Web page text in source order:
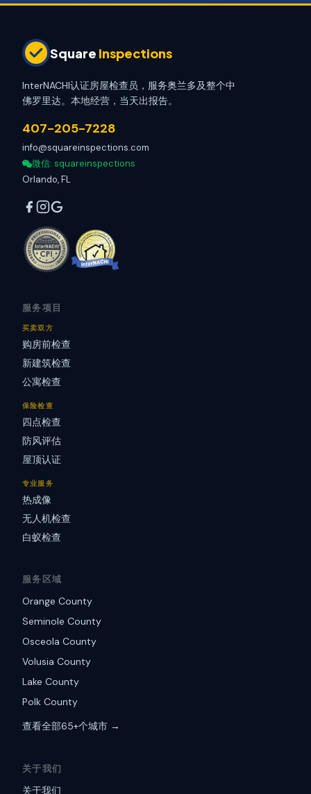
Square Inspections
InterNACHI认证房屋检查员，服务奥兰多及整个中
佛罗里达。本地经营，当天出报告。
407-205-7228
info@squareinspections.com
微信: squareinspections
Orlando, FL
服务项目
买卖双方
购房前检查
新建筑检查
公寓检查
保险检查
四点检查
防风评估
屋顶认证
专业服务
热成像
无人机检查
白蚁检查
服务区域
Orange County
Seminole County
Osceola County
Volusia County
Lake County
Polk County
查看全部65+个城市 →
关于我们
关于我们